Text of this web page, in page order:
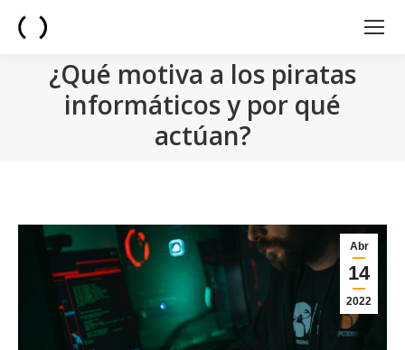
¿Qué motiva a los piratas
informáticos y por qué
actúan?
Abr
14
2022